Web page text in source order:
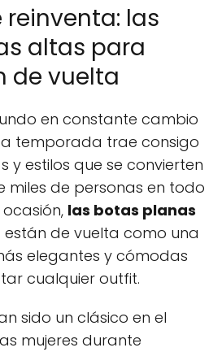
reinventa: las
altas para
de vuelta
en constante cambio
temporada trae consigo
y estilos que se convierten
miles de personas en todo
las botas planas
están de vuelta como una
elegantes y cómodas
cualquier outfit.
sido un clásico en el
mujeres durante